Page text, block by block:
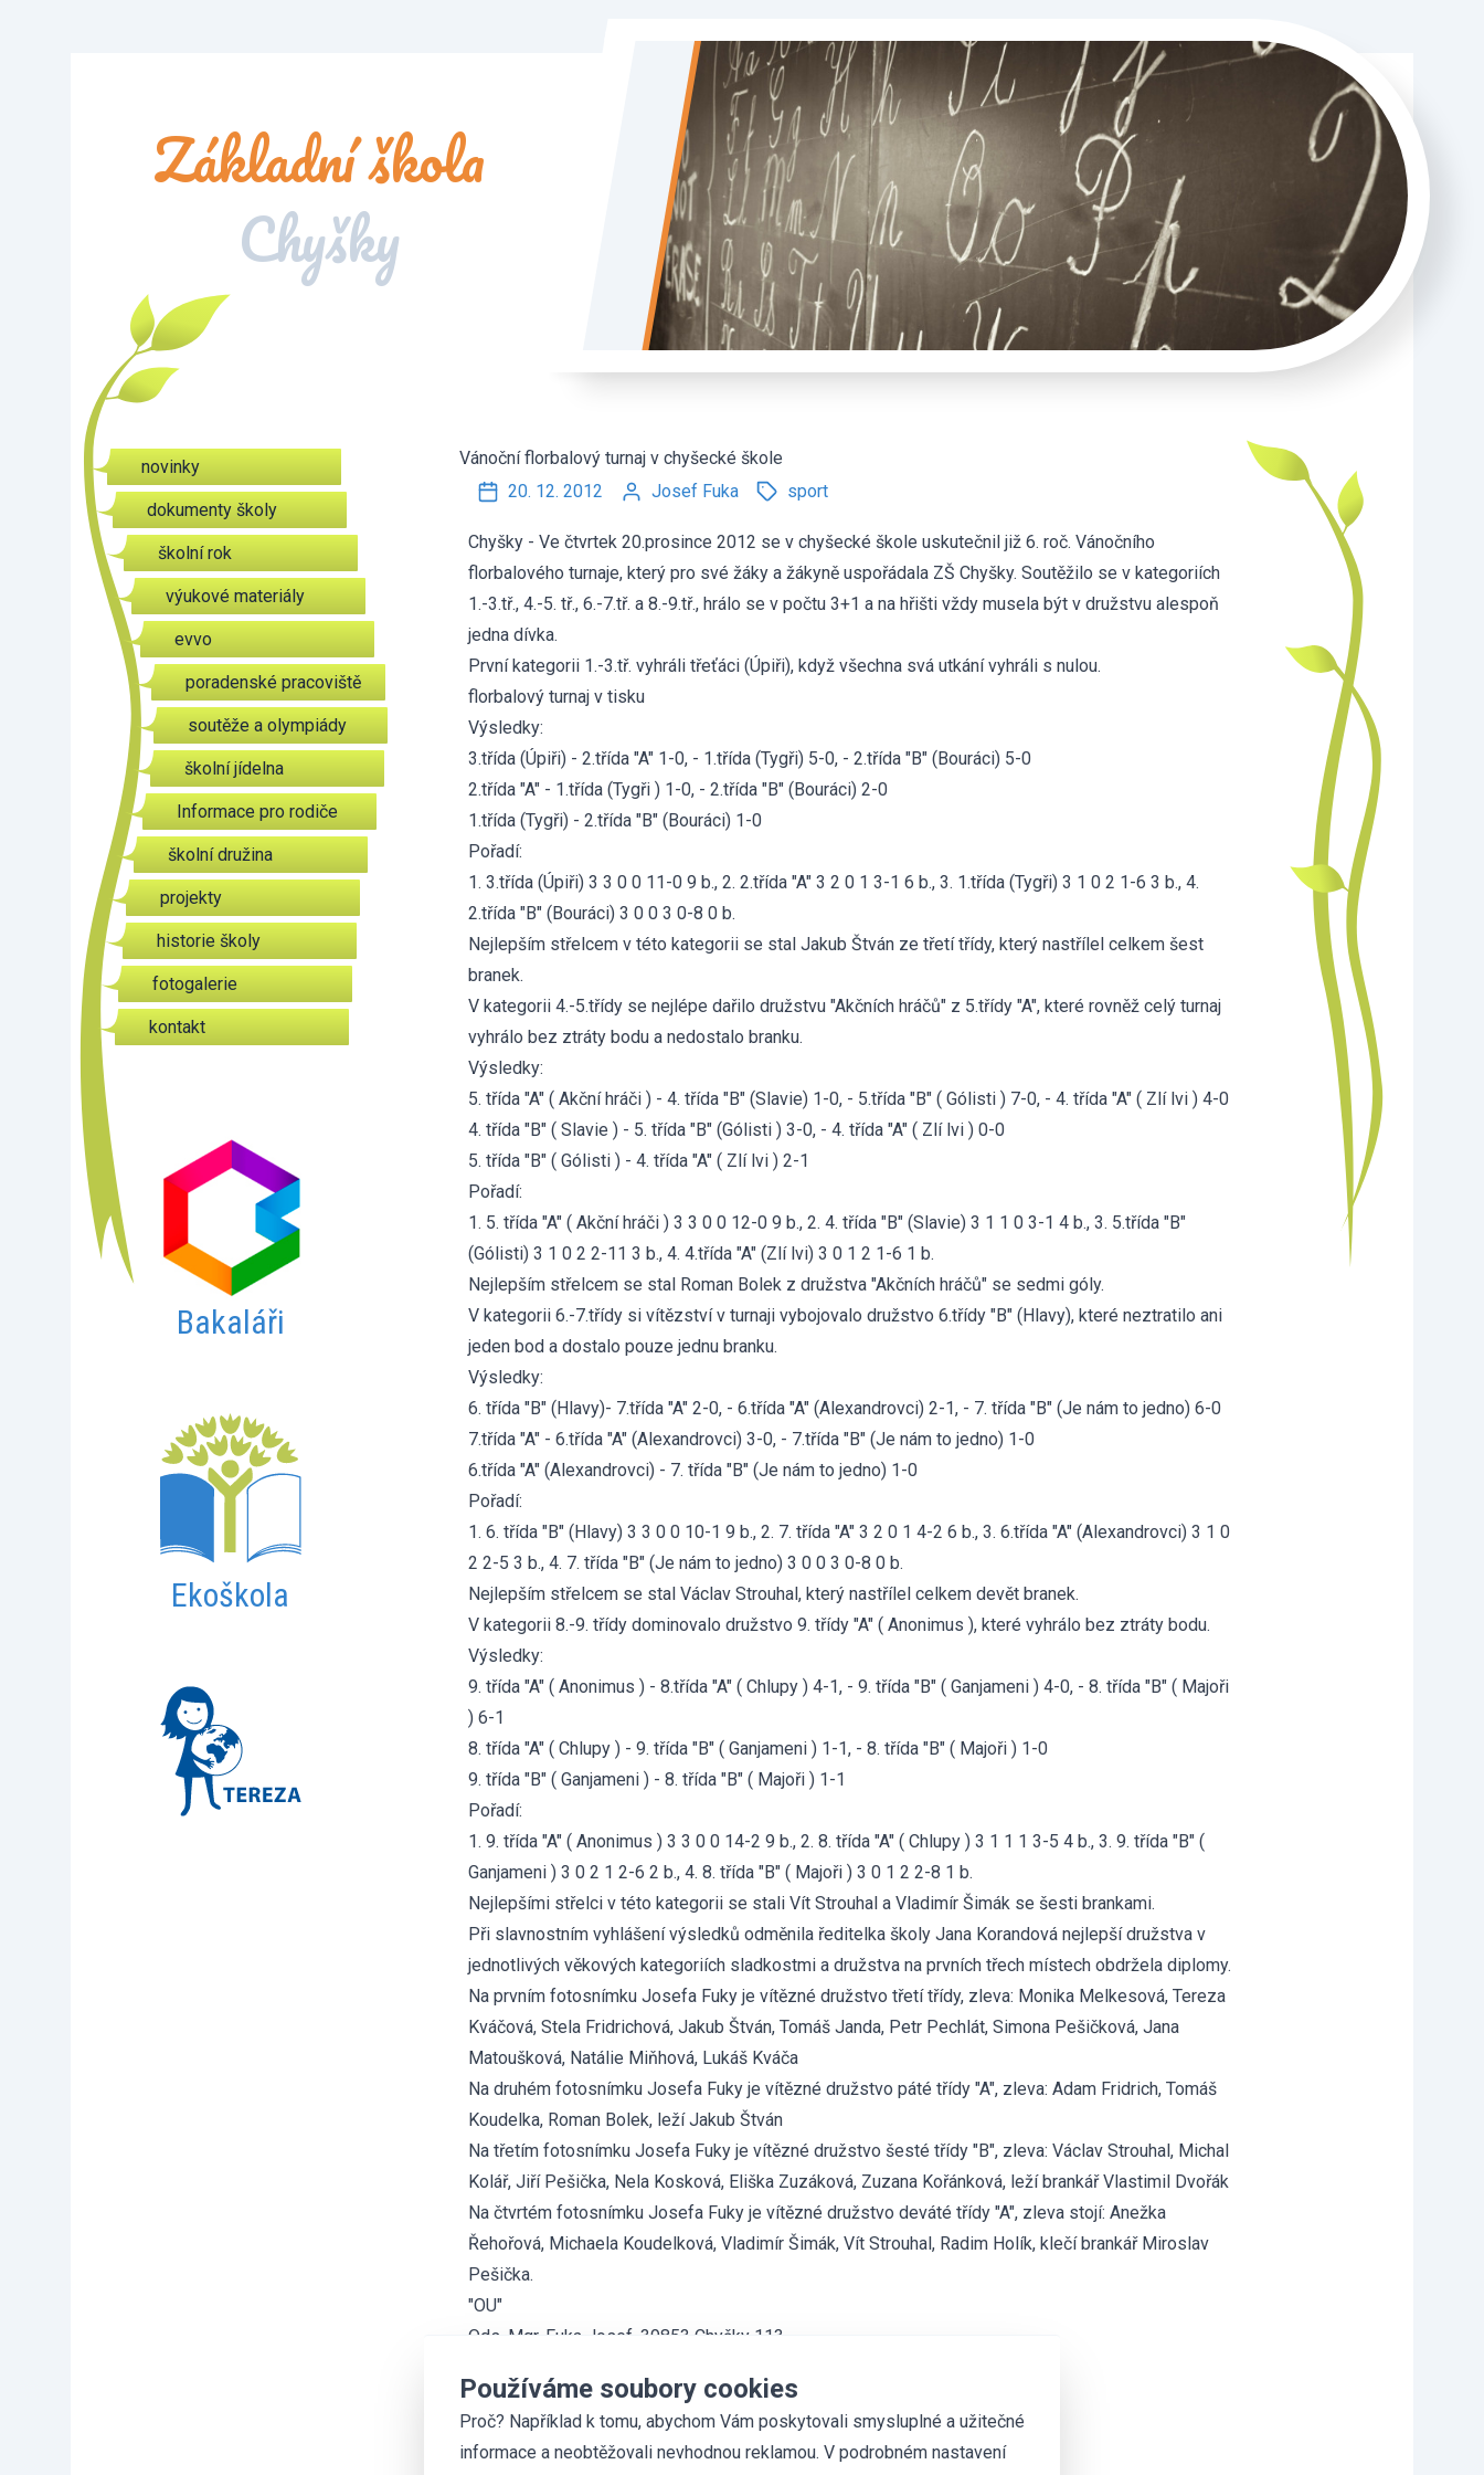
Základní škola
Chyšky
novinky
dokumenty školy
školní rok
výukové materiály
evvo
poradenské pracoviště
soutěže a olympiády
školní jídelna
Informace pro rodiče
školní družina
projekty
historie školy
fotogalerie
kontakt
Bakaláři
Ekoškola
Vánoční florbalový turnaj v chyšecké škole
20. 12. 2012
Josef Fuka sport
Chyšky - Ve čtvrtek 20.prosince 2012 se v chyšecké škole uskutečnil již 6. roč. Vánočního
florbalového turnaje, který pro své žáky a žákyně uspořádala ZŠ Chyšky. Soutěžilo se v kategoriích
1.-3.tř., 4.-5. tř., 6.-7.tř. a 8.-9.tř., hrálo se v počtu 3+1 a na hřišti vždy musela být v družstvu alespoň
jedna dívka.
První kategorii 1.-3.tř. vyhráli třeťáci (Úpiři), když všechna svá utkání vyhráli s nulou.
florbalový turnaj v tisku
Výsledky:
3.třída (Úpiři) - 2.třída "A" 1-0, - 1.třída (Tygři) 5-0, - 2.třída "B" (Bouráci) 5-0
2.třída "A" - 1.třída (Tygři ) 1-0, - 2.třída "B" (Bouráci) 2-0
1.třída (Tygři) - 2.třída "B" (Bouráci) 1-0
Pořadí:
1. 3.třída (Úpiři) 3 3 0 0 11-0 9 b., 2. 2.třída "A" 3 2 0 1 3-1 6 b., 3. 1.třída (Tygři) 3 1 0 2 1-6 3 b., 4.
2.třída "B" (Bouráci) 3 0 0 3 0-8 0 b.
Nejlepším střelcem v této kategorii se stal Jakub Štván ze třetí třídy, který nastřílel celkem šest
branek.
V kategorii 4.-5.třídy se nejlépe dařilo družstvu "Akčních hráčů" z 5.třídy "A", které rovněž celý turnaj
vyhrálo bez ztráty bodu a nedostalo branku.
Výsledky:
5. třída "A" ( Akční hráči ) - 4. třída "B" (Slavie) 1-0, - 5.třída "B" ( Gólisti ) 7-0, - 4. třída "A" ( Zlí lvi ) 4-0
4. třída "B" ( Slavie ) - 5. třída "B" (Gólisti ) 3-0, - 4. třída "A" ( Zlí lvi ) 0-0
5. třída "B" ( Gólisti ) - 4. třída "A" ( Zlí lvi ) 2-1
Pořadí:
1. 5. třída "A" ( Akční hráči ) 3 3 0 0 12-0 9 b., 2. 4. třída "B" (Slavie) 3 1 1 0 3-1 4 b., 3. 5.třída "B"
(Gólisti) 3 1 0 2 2-11 3 b., 4. 4.třída "A" (Zlí lvi) 3 0 1 2 1-6 1 b.
Nejlepším střelcem se stal Roman Bolek z družstva "Akčních hráčů" se sedmi góly.
V kategorii 6.-7.třídy si vítězství v turnaji vybojovalo družstvo 6.třídy "B" (Hlavy), které neztratilo ani
jeden bod a dostalo pouze jednu branku.
Výsledky:
6. třída "B" (Hlavy)- 7.třída "A" 2-0, - 6.třída "A" (Alexandrovci) 2-1, - 7. třída "B" (Je nám to jedno) 6-0
7.třída "A" - 6.třída "A" (Alexandrovci) 3-0, - 7.třída "B" (Je nám to jedno) 1-0
6.třída "A" (Alexandrovci) - 7. třída "B" (Je nám to jedno) 1-0
Pořadí:
1. 6. třída "B" (Hlavy) 3 3 0 0 10-1 9 b., 2. 7. třída "A" 3 2 0 1 4-2 6 b., 3. 6.třída "A" (Alexandrovci) 3 1 0
2 2-5 3 b., 4. 7. třída "B" (Je nám to jedno) 3 0 0 3 0-8 0 b.
Nejlepším střelcem se stal Václav Strouhal, který nastřílel celkem devět branek.
V kategorii 8.-9. třídy dominovalo družstvo 9. třídy "A" ( Anonimus ), které vyhrálo bez ztráty bodu.
Výsledky:
9. třída "A" ( Anonimus ) - 8.třída "A" ( Chlupy ) 4-1, - 9. třída "B" ( Ganjameni ) 4-0, - 8. třída "B" ( Majoři
) 6-1
8. třída "A" ( Chlupy ) - 9. třída "B" ( Ganjameni ) 1-1, - 8. třída "B" ( Majoři ) 1-0
9. třída "B" ( Ganjameni ) - 8. třída "B" ( Majoři ) 1-1
Pořadí:
1. 9. třída "A" ( Anonimus ) 3 3 0 0 14-2 9 b., 2. 8. třída "A" ( Chlupy ) 3 1 1 1 3-5 4 b., 3. 9. třída "B" (
Ganjameni ) 3 0 2 1 2-6 2 b., 4. 8. třída "B" ( Majoři ) 3 0 1 2 2-8 1 b.
Nejlepšími střelci v této kategorii se stali Vít Strouhal a Vladimír Šimák se šesti brankami.
Při slavnostním vyhlášení výsledků odměnila ředitelka školy Jana Korandová nejlepší družstva v
jednotlivých věkových kategoriích sladkostmi a družstva na prvních třech místech obdržela diplomy.
Na prvním fotosnímku Josefa Fuky je vítězné družstvo třetí třídy, zleva: Monika Melkesová, Tereza
Kváčová, Stela Fridrichová, Jakub Štván, Tomáš Janda, Petr Pechlát, Simona Pešičková, Jana
Matoušková, Natálie Miňhová, Lukáš Kváča
Na druhém fotosnímku Josefa Fuky je vítězné družstvo páté třídy "A", zleva: Adam Fridrich, Tomáš
Koudelka, Roman Bolek, leží Jakub Štván
Na třetím fotosnímku Josefa Fuky je vítězné družstvo šesté třídy "B", zleva: Václav Strouhal, Michal
Kolář, Jiří Pešička, Nela Kosková, Eliška Zuzáková, Zuzana Kořánková, leží brankář Vlastimil Dvořák
Na čtvrtém fotosnímku Josefa Fuky je vítězné družstvo deváté třídy "A", zleva stojí: Anežka
Řehořová, Michaela Koudelková, Vladimír Šimák, Vít Strouhal, Radim Holík, klečí brankář Miroslav
Pešička.
"OU"
Ods. Mgr. Fuka Josef, 39853 Chyšky 113
Používáme soubory cookies
Proč? Například k tomu, abychom Vám poskytovali smysluplné a užitečné
informace a neobtěžovali nevhodnou reklamou. V podrobném nastavení